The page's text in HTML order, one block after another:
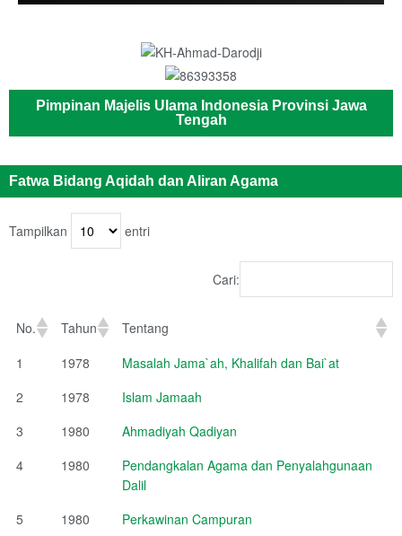
Pimpinan Majelis Ulama Indonesia Provinsi Jawa
Tengah
Fatwa Bidang Aqidah dan Aliran Agama
Tampilkan entri
Cari:
No. Tahun
Tentang
1
1978
Masalah Jama`ah, Khalifah dan Bai`at
2
1978
Islam Jamaah
3
1980
Ahmadiyah Qadiyan
4
1980
Pendangkalan Agama dan Penyalahgunaan
Dalil
5
1980
Perkawinan Campuran